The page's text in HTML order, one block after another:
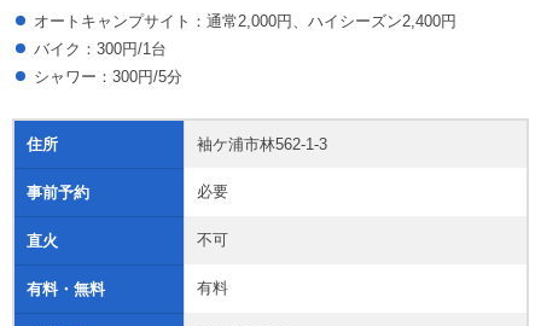
オートキャンプサイト：通常2,000円、ハイシーズン2,400円
バイク：300円/1台
シャワー：300円/5分
住所 袖ケ浦市林562-1-3
事前予約 必要
直火 不可
有料・無料 有料